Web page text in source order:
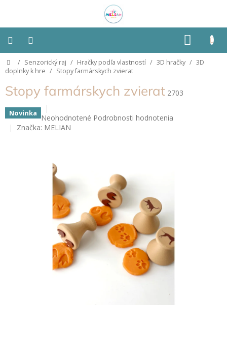
KOŠÍK
Montessori
Detská
izba
Senzorické
pomôcky
Domov
/ Senzorický raj / Hračky podľa vlastností / 3D hračky / 3D
doplnky k hre / Stopy farmárskych zvierat
Stopy farmárskych zvierat 2703
Novinka Priemerné
hodnotenie
hviezdičiek.
Neohodnotené Podrobnosti hodnotenia
Značka: MELIAN